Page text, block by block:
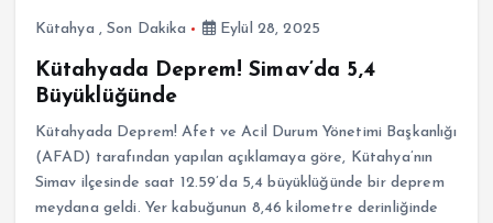
Kütahya ,Son Dakika Eylül 28, 2025
Kütahyada Deprem! Simav’da 5,4
Büyüklüğünde
Kütahyada Deprem! Afet ve Acil Durum Yönetimi Başkanlığı
(AFAD) tarafından yapılan açıklamaya göre, Kütahya’nın
Simav ilçesinde saat 12.59’da 5,4 büyüklüğünde bir deprem
meydana geldi. Yer kabuğunun 8,46 kilometre derinliğinde